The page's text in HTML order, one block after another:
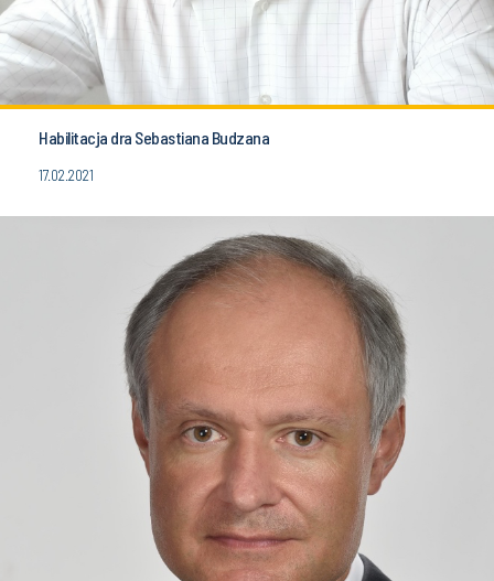
Habilitacja dra Sebastiana Budzana
17.02.2021